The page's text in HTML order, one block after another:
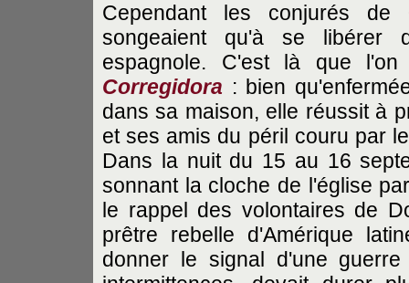
Cependant les conjurés de
songeaient qu'à se libérer
espagnole. C'est là que
Corregidora : bien
dans sa maison, elle réussit à
et ses amis du péril couru par
Dans la nuit du 15 au 16
sonnant la cloche de l'église
le rappel des volontaires de
prêtre rebelle d'Amérique
donner le signal d'une